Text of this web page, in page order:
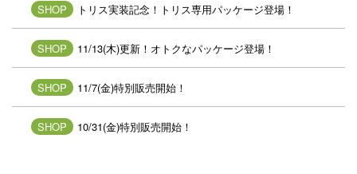
SHOP トリス実装記念！トリス専用パッケージ登場！
SHOP 11/13(木)更新！オトクなパッケージ登場！
SHOP 11/7(金)特別販売開始！
SHOP 10/31(金)特別販売開始！